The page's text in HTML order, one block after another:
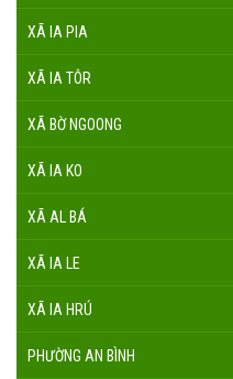
XÃ IA PIA
XÃ IA TÔR
XÃ BỜ NGOONG
XÃ IA KO
XÃ AL BÁ
XÃ IA LE
XÃ IA HRÚ
PHƯỜNG AN BÌNH